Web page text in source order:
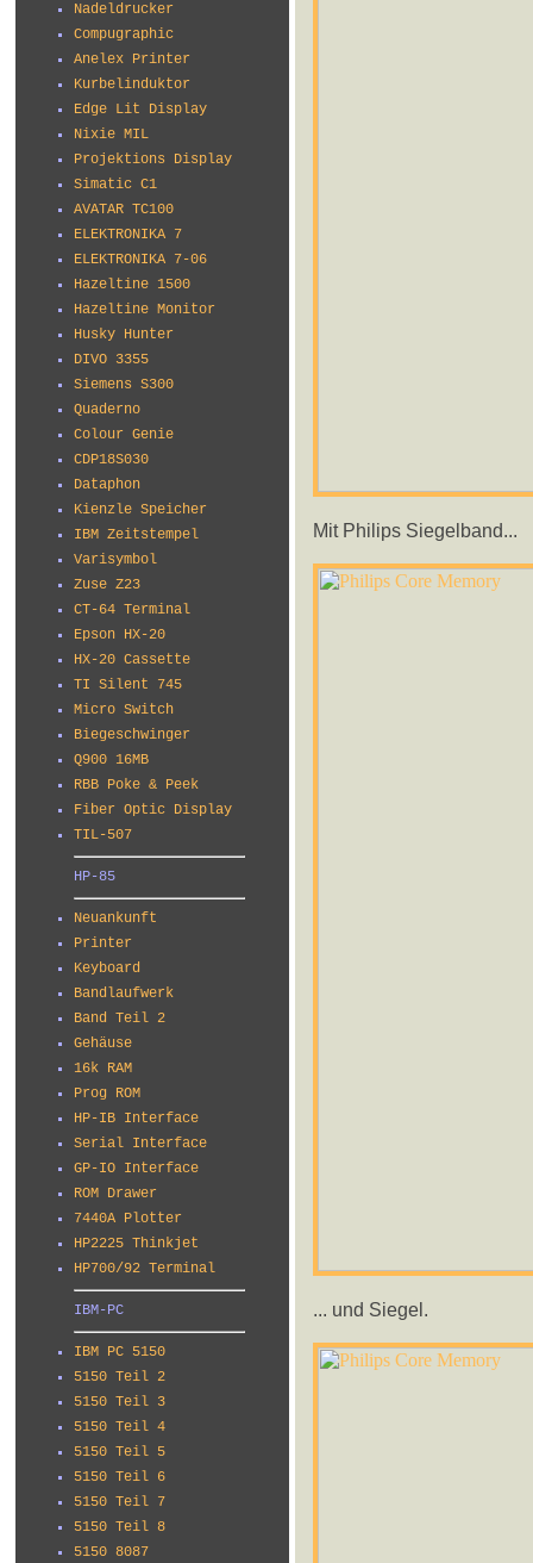
Nadeldrucker
Compugraphic
Anelex Printer
Kurbelinduktor
Edge Lit Display
Nixie MIL
Projektions Display
Simatic C1
AVATAR TC100
ELEKTRONIKA 7
ELEKTRONIKA 7-06
Hazeltine 1500
Hazeltine Monitor
Husky Hunter
DIVO 3355
Siemens S300
Quaderno
Colour Genie
CDP18S030
Dataphon
Kienzle Speicher
IBM Zeitstempel
Varisymbol
Zuse Z23
CT-64 Terminal
Epson HX-20
HX-20 Cassette
TI Silent 745
Micro Switch
Biegeschwinger
Q900 16MB
RBB Poke & Peek
Fiber Optic Display
TIL-507
HP-85
Neuankunft
Printer
Keyboard
Bandlaufwerk
Band Teil 2
Gehäuse
16k RAM
Prog ROM
HP-IB Interface
Serial Interface
GP-IO Interface
ROM Drawer
7440A Plotter
HP2225 Thinkjet
HP700/92 Terminal
IBM-PC
IBM PC 5150
5150 Teil 2
5150 Teil 3
5150 Teil 4
5150 Teil 5
5150 Teil 6
5150 Teil 7
5150 Teil 8
5150 8087
Mit Philips Siegelband...
... und Siegel.